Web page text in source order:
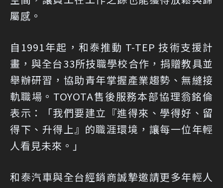
屬感。
自1991年起，和泰推動 T-TEP 技術支援計
畫，與全台33所技職學校合作，捐贈教具並
舉辦研習，協助青年掌握產業趨勢、無縫接
軌職場。TOYOTA售後服務本部協理翁銘倫
表示：「我們要建立『進得來、學得好、留
得下、升得上』的職涯環境，讓每一位年輕
人看見未來。」
和泰汽車與全台經銷商誠摯邀請更多年輕人